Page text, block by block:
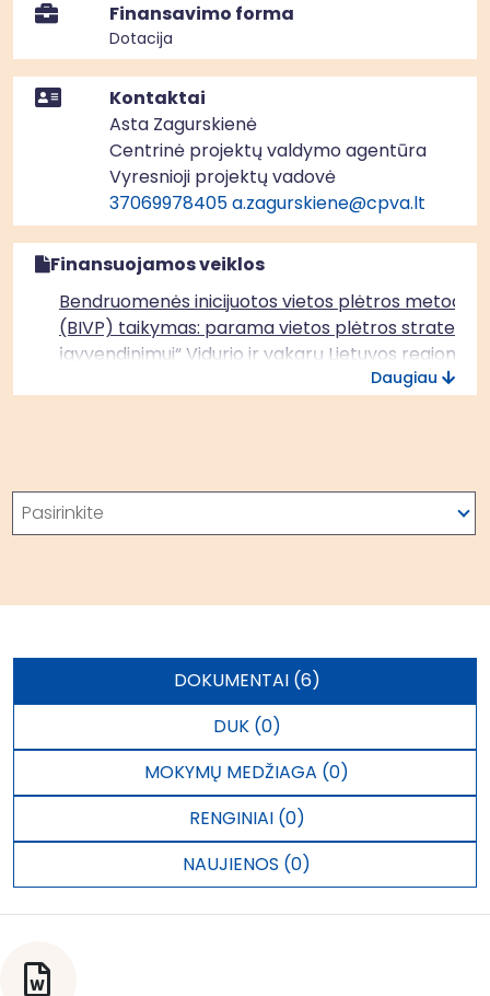
Finansavimo forma
Dotacija
Kontaktai
Asta Zagurskienė
Centrinė projektų valdymo agentūra
Vyresnioji projektų vadovė
37069978405a.zagurskiene@cpva.lt
Finansuojamos veiklos
Bendruomenės inicijuotos vietos plėtros metodo
(BIVP) taikymas: parama vietos plėtros strategijų
įgyvendinimui“ Vidurio ir vakarų Lietuvos regione
Daugiau
Paieška
Pasirinkite
DOKUMENTAI (6)
DUK (0)
MOKYMŲ MEDŽIAGA (0)
RENGINIAI (0)
NAUJIENOS (0)